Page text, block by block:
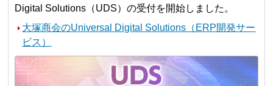
Digital Solutions（UDS）の受付を開始しました。
大塚商会のUniversal Digital Solutions（ERP開発サー
ビス）